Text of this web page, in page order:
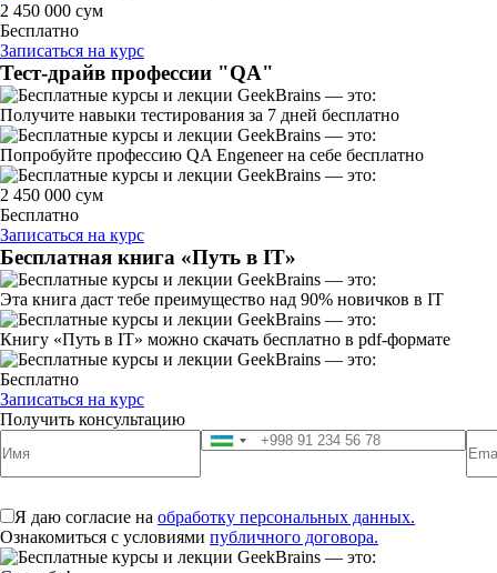
2 450 000 сум
Бесплатно
Записаться на курс
Тест-драйв профессии "QA"
Получите навыки тестирования за 7 дней бесплатно
Попробуйте профессию QA Engeneer на себе бесплатно
2 450 000 сум
Бесплатно
Записаться на курс
Бесплатная книга «Путь в IT»
Эта книга даст тебе преимущество над 90% новичков в IT
Книгу «Путь в IT» можно скачать бесплатно в pdf-формате
Бесплатно
Записаться на курс
Получить консультацию
Я даю согласие на обработку персональных данных.
Ознакомиться с условиями публичного договора.